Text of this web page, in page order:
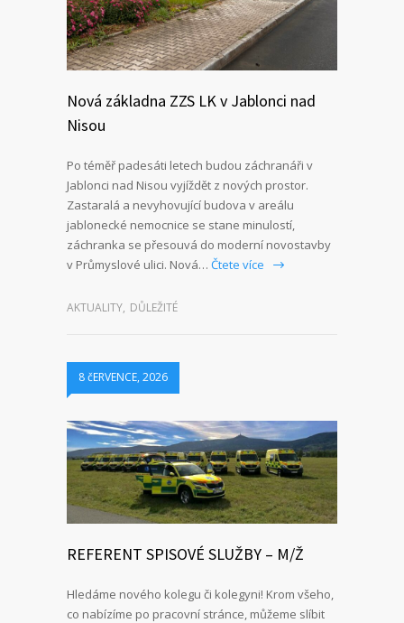
Nová základna ZZS LK v Jablonci nad
Nisou
Po téměř padesáti letech budou záchranáři v
Jablonci nad Nisou vyjíždět z nových prostor.
Zastaralá a nevyhovující budova v areálu
jablonecké nemocnice se stane minulostí,
záchranka se přesouvá do moderní novostavby
v Průmyslové ulici. Nová… Čtete více
AKTUALITY, DŮLEŽITÉ
8 čERVENCE, 2026
REFERENT SPISOVÉ SLUŽBY – M/Ž
Hledáme nového kolegu či kolegyni! Krom všeho,
co nabízíme po pracovní stránce, můžeme slíbit